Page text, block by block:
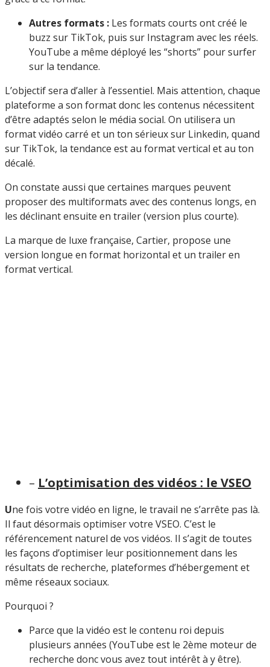
Autres formats : Les formats courts ont créé le
buzz sur TikTok, puis sur Instagram avec les réels.
YouTube a même déployé les “shorts” pour surfer
sur la tendance.
L’objectif sera d’aller à l’essentiel. Mais attention, chaque
plateforme a son format donc les contenus nécessitent
d’être adaptés selon le média social. On utilisera un
format vidéo carré et un ton sérieux sur Linkedin, quand
sur TikTok, la tendance est au format vertical et au ton
décalé.
On constate aussi que certaines marques peuvent
proposer des multiformats avec des contenus longs, en
les déclinant ensuite en trailer (version plus courte).
La marque de luxe française, Cartier, propose une
version longue en format horizontal et un trailer en
format vertical.
– L’optimisation des vidéos : le VSEO
Une fois votre vidéo en ligne, le travail ne s’arrête pas là.
Il faut désormais optimiser votre VSEO. C’est le
référencement naturel de vos vidéos. Il s’agit de toutes
les façons d’optimiser leur positionnement dans les
résultats de recherche, plateformes d’hébergement et
même réseaux sociaux.
Pourquoi ?
Parce que la vidéo est le contenu roi depuis
plusieurs années (YouTube est le 2ème moteur de
recherche donc vous avez tout intérêt à y être).